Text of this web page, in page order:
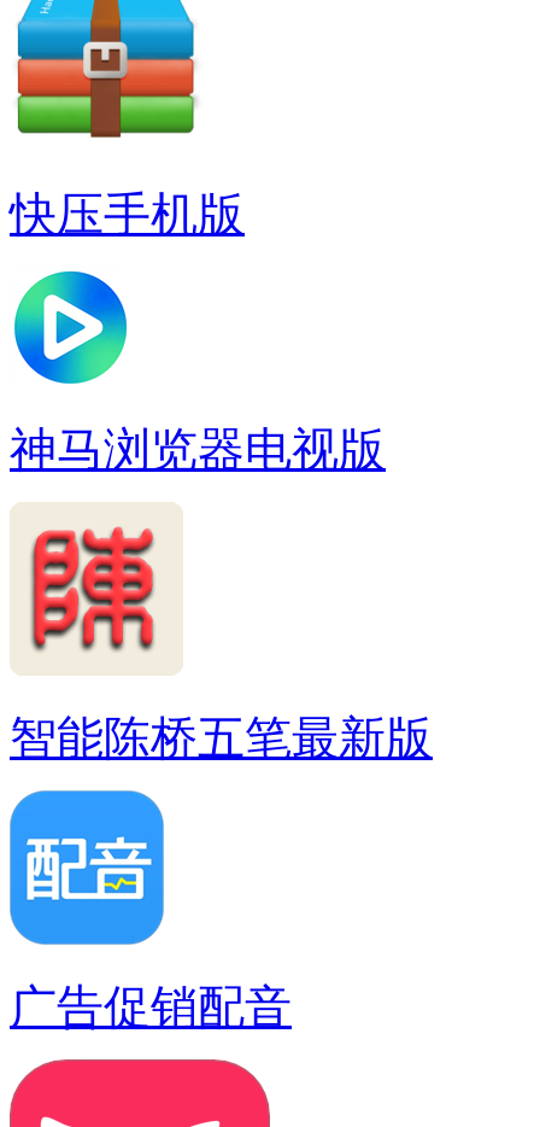
快压手机版
神马浏览器电视版
智能陈桥五笔最新版
广告促销配音